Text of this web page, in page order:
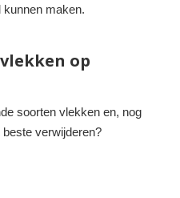
maken.
op
soorten vlekken en, nog
verwijderen?